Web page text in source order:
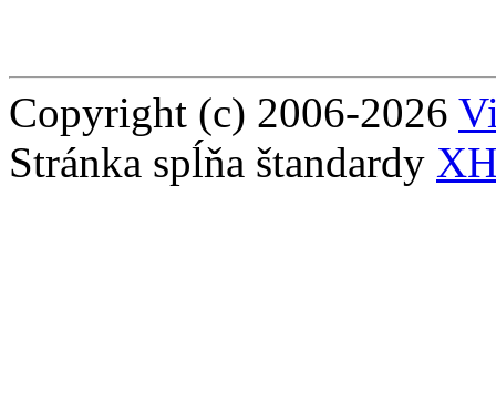
Copyright (c) 2006-2026
Stránka spĺňa štandardy